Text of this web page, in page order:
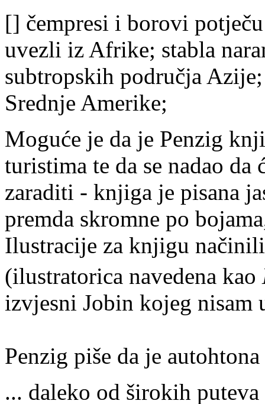
[] čempresi i borovi
uvezli iz Afrike; stabla
subtropskih područja
Srednje Amerike;
Moguće je da je Penzig
turistima te da se nadao da
zaraditi - knjiga je pisana
premda skromne po
Ilustracije za knjigu
(ilustratorica navedena kao
izvjesni Jobin kojeg nisam
Penzig piše da je
... daleko od širokih